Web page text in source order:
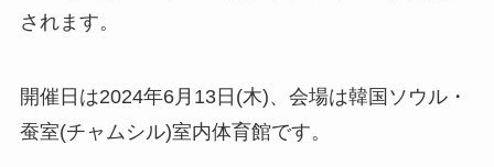
されます。
開催日は2024年6月13日(木)、会場は韓国ソウル・
蚕室(チャムシル)室内体育館です。